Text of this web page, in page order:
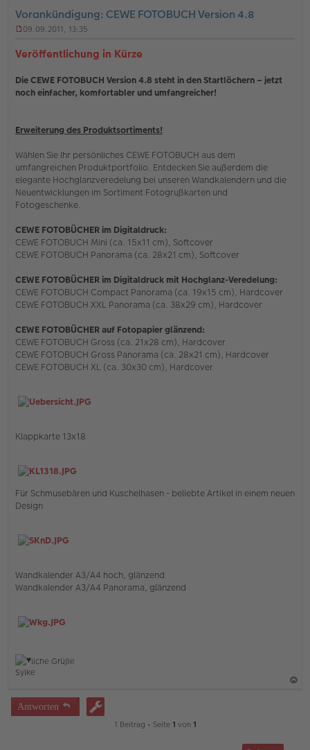
nt
ak
en
o
n
Sy
Vorankündigung: CEWE FOTOBUCH Version 4.8
g
l
e
e
B
i
t
r
a
09.09.2011, 13:35
Veröffentlichung in Kürze
Die CEWE FOTOBUCH Version 4.8 steht in den Startlöchern – jetzt
noch einfacher, komfortabler und umfangreicher!
Erweiterung des Produktsortiments!
Wählen Sie Ihr persönliches CEWE FOTOBUCH aus dem
umfangreichen Produktportfolio. Entdecken Sie außerdem die
elegante Hochglanzveredelung bei unseren Wandkalendern und die
Neuentwicklungen im Sortiment Fotogrußkarten und
Fotogeschenke.
CEWE FOTOBÜCHER im Digitaldruck:
CEWE FOTOBUCH Mini (ca. 15x11 cm), Softcover
CEWE FOTOBUCH Panorama (ca. 28x21 cm), Softcover
CEWE FOTOBÜCHER im Digitaldruck mit Hochglanz-Veredelung:
CEWE FOTOBUCH Compact Panorama (ca. 19x15 cm), Hardcover
CEWE FOTOBUCH XXL Panorama (ca. 38x29 cm), Hardcover
CEWE FOTOBÜCHER auf Fotopapier glänzend:
CEWE FOTOBUCH Gross (ca. 21x28 cm), Hardcover
CEWE FOTOBUCH Gross Panorama (ca. 28x21 cm), Hardcover
CEWE FOTOBUCH XL (ca. 30x30 cm), Hardcover
Klappkarte 13x18
Für Schmusebären und Kuschelhasen - beliebte Artikel in einem neuen
Design
Wandkalender A3/A4 hoch, glänzend
Wandkalender A3/A4 Panorama, glänzend
liche Grüße
Sylke
Antworten
1 Beitrag • Seite 1 von 1